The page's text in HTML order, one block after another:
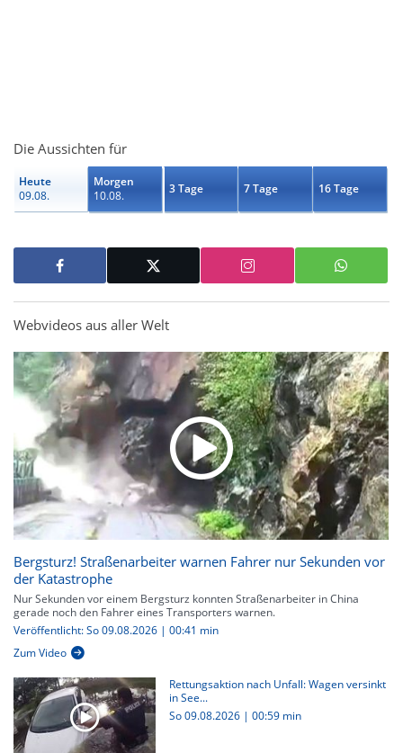
Die Aussichten für
Heute
09.08.
Morgen
10.08.
3 Tage 7 Tage 16 Tage
Webvideos aus aller Welt
Bergsturz! Straßenarbeiter warnen Fahrer nur Sekunden vor
der Katastrophe
Nur Sekunden vor einem Bergsturz konnten Straßenarbeiter in China
gerade noch den Fahrer eines Transporters warnen.
Veröffentlicht: So 09.08.2026 | 00:41 min
Zum Video
Rettungsaktion nach Unfall: Wagen versinkt
in See...
So 09.08.2026 | 00:59 min